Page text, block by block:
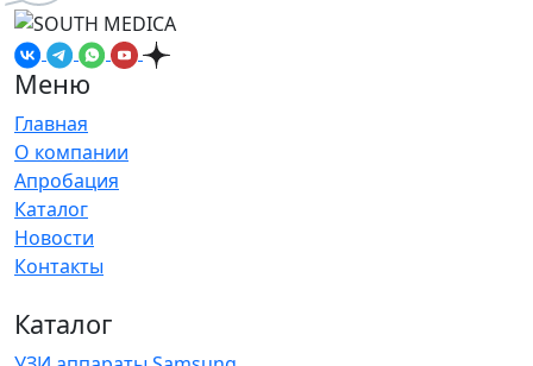
Меню
Главная
О компании
Апробация
Каталог
Новости
Контакты
Каталог